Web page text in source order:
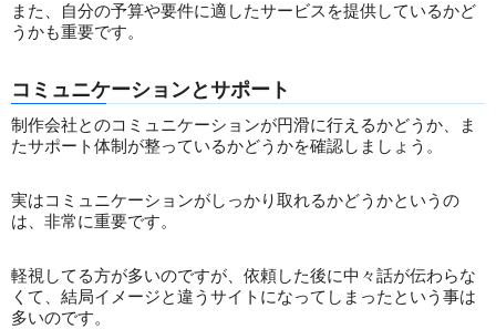
また、自分の予算や要件に適したサービスを提供しているかど
うかも重要です。
コミュニケーションとサポート
制作会社とのコミュニケーションが円滑に行えるかどうか、ま
たサポート体制が整っているかどうかを確認しましょう。
実はコミュニケーションがしっかり取れるかどうかというの
は、非常に重要です。
軽視してる方が多いのですが、依頼した後に中々話が伝わらな
くて、結局イメージと違うサイトになってしまったという事は
多いのです。